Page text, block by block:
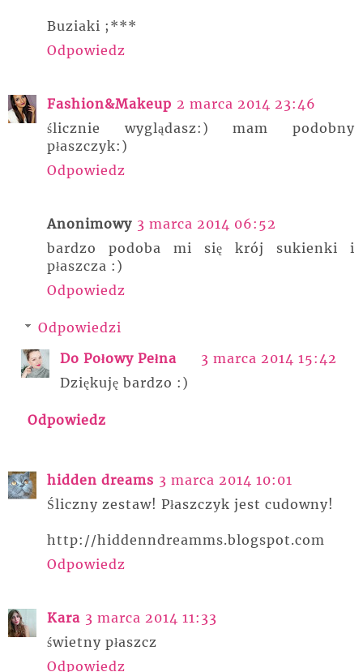
Buziaki ;***
Odpowiedz
Fashion&Makeup 2 marca 2014 23:46
ślicznie wyglądasz:) mam podobny
płaszczyk:)
Odpowiedz
Anonimowy 3 marca 2014 06:52
bardzo podoba mi się krój sukienki i
płaszcza :)
Odpowiedz
Odpowiedzi
Do Połowy Pełna
3 marca 2014 15:42
Dziękuję bardzo :)
Odpowiedz
hidden dreams 3 marca 2014 10:01
Śliczny zestaw! Płaszczyk jest cudowny!
http://hiddenndreamms.blogspot.com
Odpowiedz
Kara 3 marca 2014 11:33
świetny płaszcz
Odpowiedz